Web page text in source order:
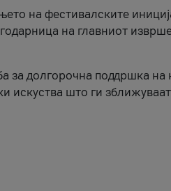
на фестивалските
на главниот
за долгорочна поддршка на
искуства што ги